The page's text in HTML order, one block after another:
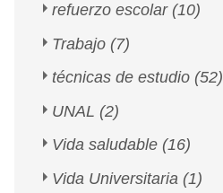
refuerzo escolar (10)
Trabajo (7)
técnicas de estudio (52)
UNAL (2)
Vida saludable (16)
Vida Universitaria (1)